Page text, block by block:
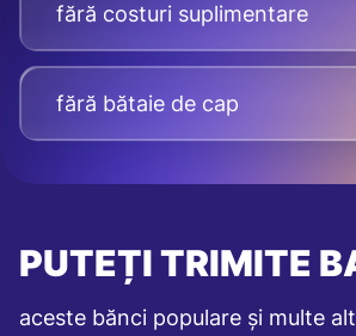
fără costuri suplimentare
fără bătaie de cap
PUTEȚI TRIMITE
aceste bănci populare și multe